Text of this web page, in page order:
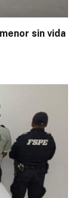
sin vida